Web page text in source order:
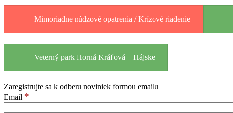
Mimoriadne núdzové opatrenia / Krízové riadenie
Veterný park Horná Kráľová – Hájske
Zaregistrujte sa k odberu noviniek formou emailu
Email *